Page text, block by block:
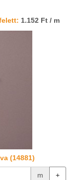
1.152 Ft / m
(14881)
m +